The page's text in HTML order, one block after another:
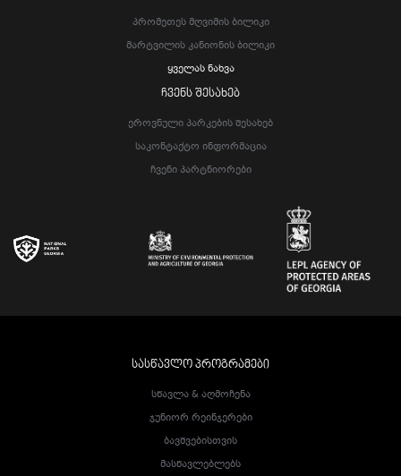
Პრომეთეს Მღვიმის Ბილიკი
Მარტვილის Კანიონის Ბილიკი
Ყველას Ნახვა
ᲩᲕᲔᲜᲡ ᲨᲔᲡᲐᲮᲔᲑ
Ეროვნული Პარკების Შესახებ
Საკონტაქტო Ინფორმაცია
Ჩვენი Პარტნიორები
ᲡᲐᲡᲬᲐᲕᲚᲝ ᲞᲠᲝᲒᲠᲐᲛᲔᲑᲘ
Სწავლა & Აღმოჩენა
Ჯუნიორ Რეინჯერები
Ბავშვებისთვის
Მასწავლებლებს